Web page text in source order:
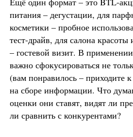
питания – дегустации, для
косметики – пробное
тест-драйв, для салона
– гостевой визит. В
важно сфокусироваться не
(вам понравилось – приходите
на сборе информации. Что
оценки они ставят, видят ли
ли сравнить с конкурентами?